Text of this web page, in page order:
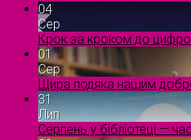
04
Сер
Крок за кроком до
01
Сер
Щира подяка нашим
31
Лип
Серпень у бібліотеці —